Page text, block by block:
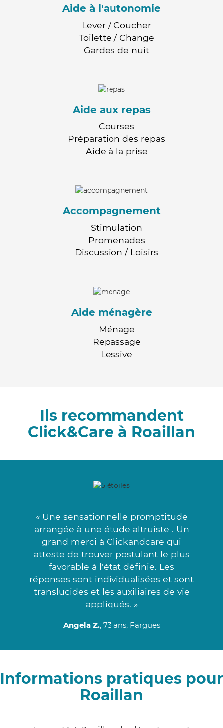
Aide à l'autonomie
Lever / Coucher
Toilette / Change
Gardes de nuit
Aide aux repas
Courses
Préparation des repas
Aide à la prise
Accompagnement
Stimulation
Promenades
Discussion / Loisirs
Aide ménagère
Ménage
Repassage
Lessive
Ils recommandent
Click&Care à Roaillan
« Une sensationnelle promptitude
arrangée à une étude altruiste . Un
grand merci à Clickandcare qui
atteste de trouver postulant le plus
favorable à l'état définie. Les
réponses sont individualisées et sont
translucides et les auxiliaires de vie
appliqués. »
Angela Z., 73 ans, Fargues
Informations pratiques pour
Roaillan